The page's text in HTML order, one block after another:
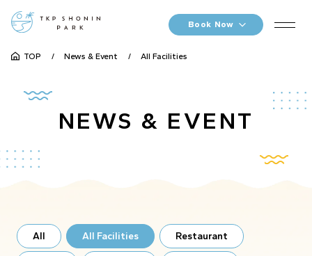
Book Now
TOP News & Event All Facilities
NEWS & EVENT
All All Facilities Restaurant